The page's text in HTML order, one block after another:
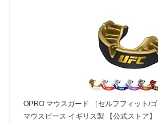
OPRO マウスガード ［セルフフィット/
マウスピース イギリス製 【公式ストア】